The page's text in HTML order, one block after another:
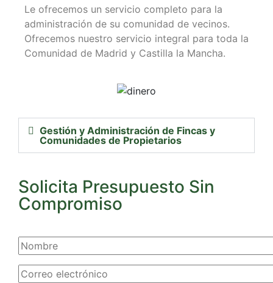
Le ofrecemos un servicio completo para la
administración de su comunidad de vecinos.
Ofrecemos nuestro servicio integral para toda la
Comunidad de Madrid y Castilla la Mancha.
Gestión y Administración de Fincas y
Comunidades de Propietarios
Solicita Presupuesto Sin
Compromiso